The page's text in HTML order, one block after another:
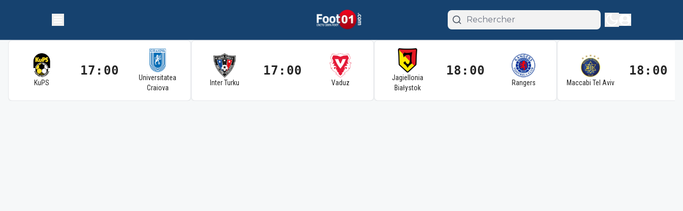
KuPS
17:00
Universitatea
Craiova
Inter Turku
17:00
Vaduz
Jagiellonia
Białystok
18:00
Rangers Maccabi Tel Aviv
18:00